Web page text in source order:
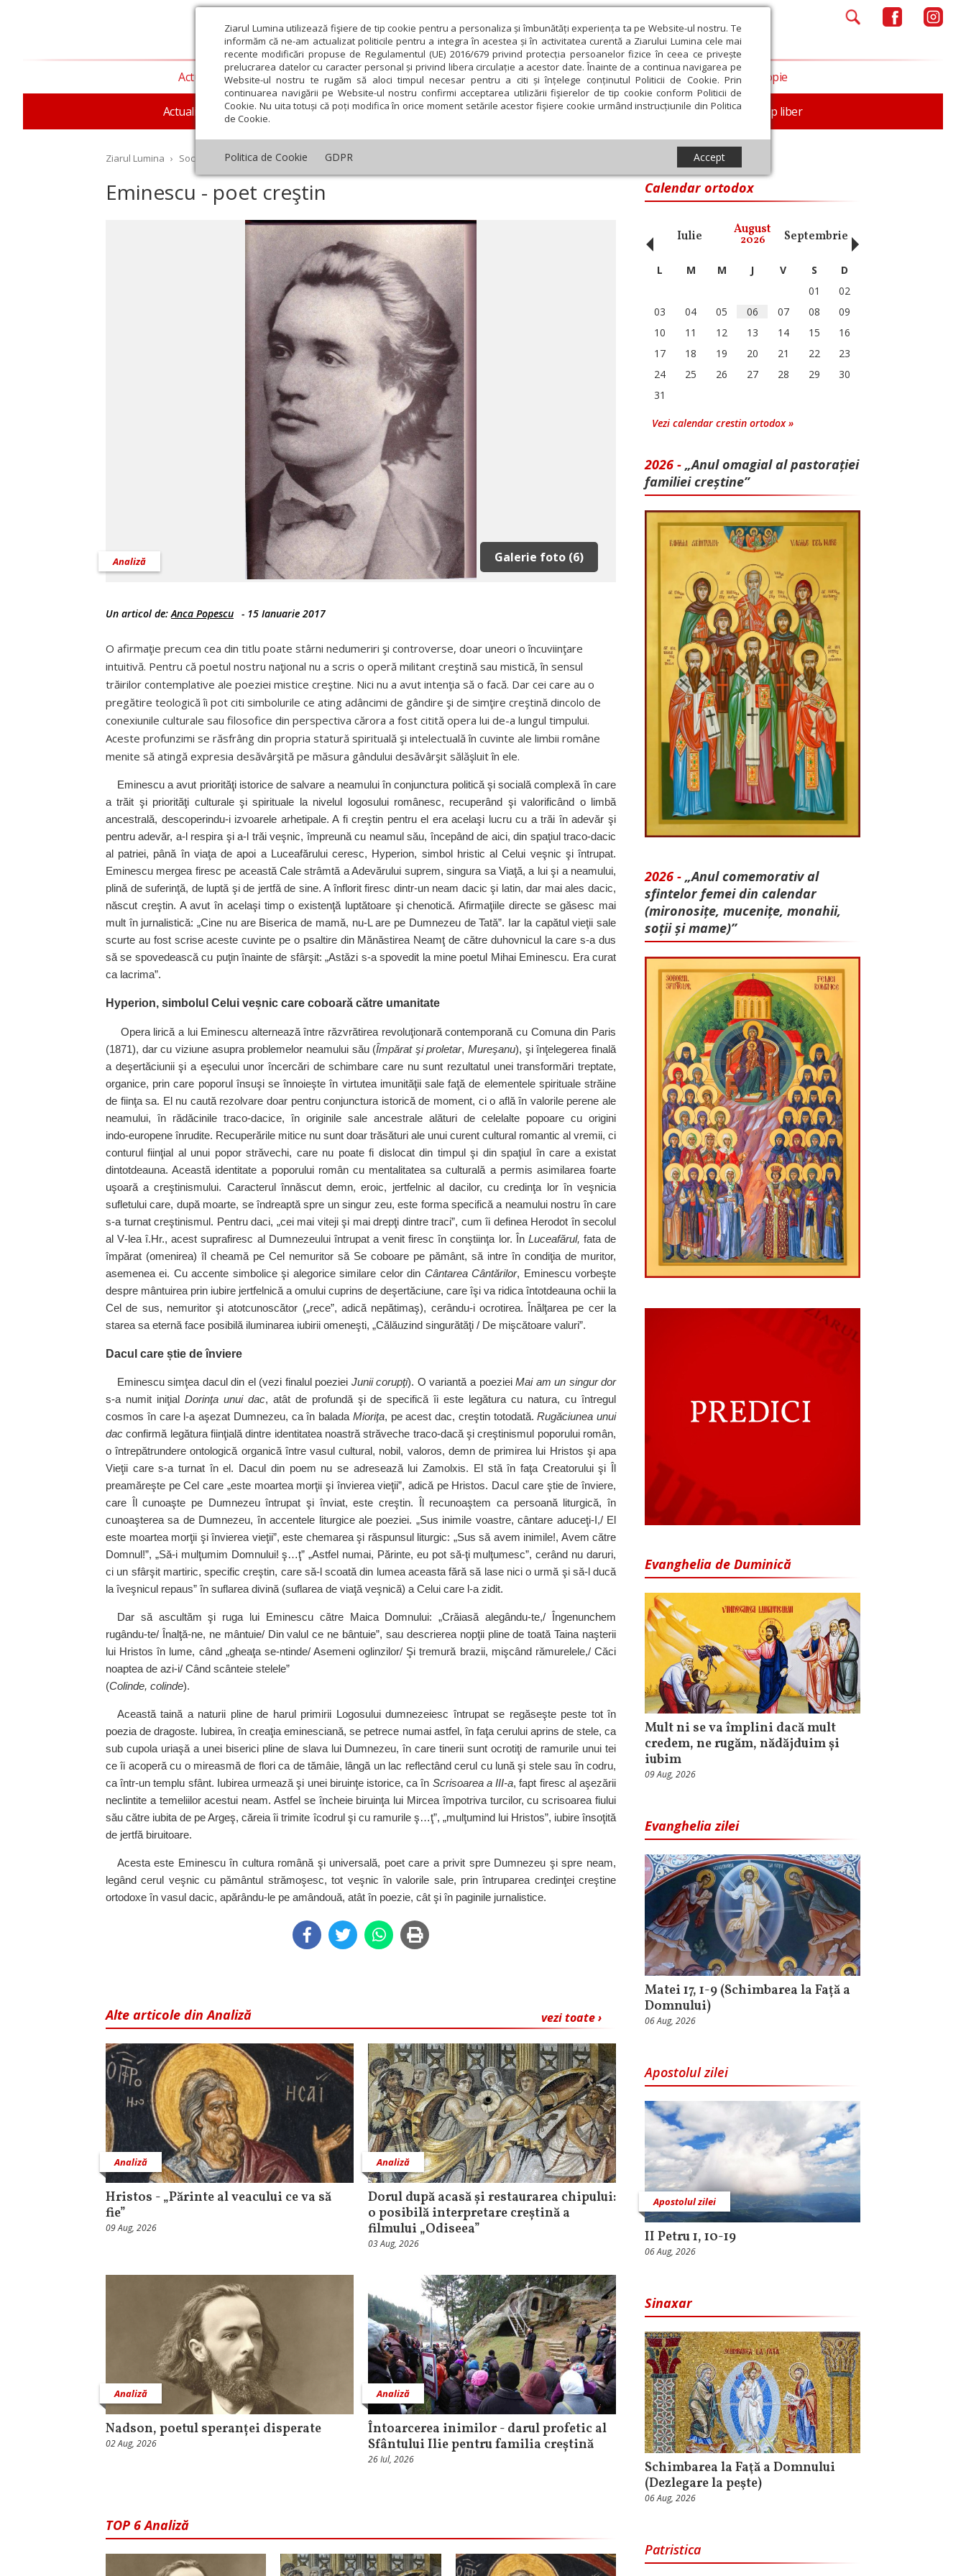
Ziarul Lumina utilizează fişiere de tip cookie pentru a personaliza și îmbunătăți experiența ta pe Website-ul nostru. Te
informăm că ne-am actualizat politicile pentru a integra în acestea și în activitatea curentă a Ziarului Lumina cele mai
recente modificări propuse de Regulamentul (UE) 2016/679 privind protecția persoanelor fizice în ceea ce privește
prelucrarea datelor cu caracter personal și privind libera circulație a acestor date. Înainte de a continua navigarea pe
Website-ul nostru te rugăm să aloci timpul necesar pentru a citi și înțelege conținutul Politicii de Cookie. Prin
continuarea navigării pe Website-ul nostru confirmi acceptarea utilizării fişierelor de tip cookie conform Politicii de
Cookie. Nu uita totuși că poți modifica în orice moment setările acestor fişiere cookie urmând instrucțiunile din Politica
de Cookie.
Politica de Cookie GDPR Accept
Actualitate religioasă Teologie și spiritualitate Educaţie și Cultură Societate
Actualitate socială Sănătate Analiză Reportaj Psihologie Religie și știință Familie Timp liber
Opinii Filantropie
Ziarul Lumina › Societate › Analiză Eminescu - poet creştin
Eminescu - poet creştin
Galerie foto (6)
Analiză
Un articol de:Anca Popescu - 15 Ianuarie 2017
O afirmaţie precum cea din titlu poate stârni nedumeriri şi controverse, doar uneori o încuviinţare
intuitivă. Pentru că poetul nostru naţional nu a scris o operă militant creştină sau mistică, în sensul
trăirilor contemplative ale poeziei mistice creştine. Nici nu a avut intenţia să o facă. Dar cei care au o
pregătire teologică îi pot citi simbolurile ce ating adâncimi de gândire şi de simţire creştină dincolo de
conexiunile culturale sau filosofice din perspectiva cărora a fost citită opera lui de-a lungul timpului.
Aceste profunzimi se răsfrâng din propria statură spirituală şi intelectuală în cuvinte ale limbii române
menite să atingă expresia desăvârşită pe măsura gândului desăvârşit sălăşluit în ele.
Eminescu a avut priorităţi istorice de salvare a nea­mului în conjunctura politică şi socială complexă în care
a trăit şi priorităţi culturale şi spirituale la nivelul logosului românesc, recuperând şi valorificând o limbă
ancestrală, descoperindu‑i izvoarele arhetipale. A fi creştin pentru el era acelaşi lucru cu a trăi în adevăr şi
pentru adevăr, a‑l respira şi a‑l trăi veşnic, împreună cu neamul său, începând de aici, din spaţiul traco‑dacic
al patriei, până în viaţa de apoi a Luceafărului ceresc, Hyperion, simbol hristic al Celui veşnic şi întrupat.
Eminescu mergea firesc pe această Cale strâmtă a Adevărului suprem, singura sa Viaţă, a lui şi a neamului,
plină de suferinţă, de luptă şi de jertfă de sine. A înflorit firesc dintr‑un neam dacic şi latin, dar mai ales dacic,
născut creştin. A avut în acelaşi timp o existenţă luptătoare şi chenotică. Afirmaţiile directe se găsesc mai
mult în jurnalistică: „Cine nu are Biserica de mamă, nu‑L are pe Dumnezeu de Tată”. Iar la capătul vieţii sale
scurte au fost scrise aceste cuvinte pe o psaltire din Mănăstirea Neamţ de către duhovnicul la care s‑a dus
să se spovedească cu puţin înainte de sfârşit: „Astăzi s‑a spovedit la mine poetul Mihai Eminescu. Era curat
ca lacrima”.
Hyperion, simbolul Celui veșnic care coboară către umanitate
Opera lirică a lui Eminescu alternează între răzvrătirea revoluţionară contemporană cu Comuna din Paris
(1871), dar cu viziune asupra problemelor neamului său (Împărat şi proletar,Mureşanu), şi înţelegerea finală
a deşertăciunii şi a eşecului unor încercări de schimbare care nu sunt rezultatul unei transformări treptate,
organice, prin care poporul însuşi se înnoieşte în virtutea imunităţii sale faţă de elementele spirituale străine
de fiinţa sa. El nu caută rezolvare doar pentru conjunctura istorică de moment, ci o află în valorile perene ale
neamului, în rădăcinile traco‑dacice, în originile sale ancestrale alături de celelalte popoare cu origini
indo‑europene înrudite. Recuperările mitice nu sunt doar trăsături ale unui curent cultural romantic al vremii, ci
conturul fiinţial al unui popor străvechi, care nu poate fi dislocat din timpul şi din spaţiul în care a existat
dintotdeauna. Această identitate a poporului român cu mentalitatea sa culturală a permis asimilarea foarte
uşoară a creştinismului. Caracterul înnăscut demn, eroic, jertfelnic al dacilor, cu credinţa lor în veşnicia
sufletului care, după moarte, se îndreaptă spre un singur zeu, este forma specifică a neamului nostru în care
s‑a turnat creştinismul. Pentru daci, „cei mai viteji şi mai drepţi dintre traci”, cum îi definea Herodot în secolul
al V‑lea î.Hr., acest suprafiresc al Dumnezeului întrupat a venit firesc în conştiinţa lor. În Luceafărul, fata de
împărat (omenirea) îl cheamă pe Cel nemuritor să Se coboare pe pământ, să intre în condiţia de muritor,
asemenea ei. Cu accente simbolice şi alegorice similare celor din Cântarea Cântărilor, Eminescu vorbeşte
despre mântuirea prin iubire jertfelnică a omului cuprins de deşertăciune, care îşi va ridica întotdeauna ochii la
Cel de sus, nemuritor şi atotcunoscător („rece”, adică nepătimaş), cerându‑i ocrotirea. ­Înălţarea pe cer la
starea sa eternă face posibilă iluminarea ­iubirii omeneşti, „Călăuzind singurătăţi / De mişcătoare valuri”.
Dacul care știe de înviere
Eminescu simţea dacul din el (vezi finalul poeziei Junii corupţi). O variantă a poezieiMai am un singur dor
s‑a numit iniţial Dorinţa unui dac, atât de profundă şi de specifică îi este legătura cu natura, cu întregul
cosmos în care l‑a aşezat Dumnezeu, ca în balada Mioriţa, pe acest dac, creştin totodată.Rugăciunea unui
dac confirmă legătura fiinţială dintre identitatea noastră străveche traco‑dacă şi creştinismul poporului român,
o întrepătrundere ontologică organică între vasul cultural, nobil, valoros, demn de primirea lui Hristos şi apa
Vieţii care s‑a turnat în el. Dacul din poem nu se adresează lui Zamolxis. El stă în faţa Creatorului şi Îl
preamăreşte pe Cel care „este moartea morţii şi învierea vieţii”, adică pe Hristos. Dacul care ştie de înviere,
care Îl cunoaşte pe Dumnezeu întrupat şi înviat, este creştin. Îl recunoaştem ca persoană liturgică, în
cunoaşterea sa de Dumnezeu, în accentele liturgice ale poeziei. „Sus inimile voastre, cântare aduceţi‑I,/ El
este moartea morţii şi învierea vieţii”, este chemarea şi răspunsul liturgic: „Sus să avem inimile!, Avem către
Domnul!”, „Să‑i mulţumim Domnului! ş…ţ” „Astfel numai, Părinte, eu pot să‑ţi mulţumesc”, cerând nu daruri,
ci un sfârşit martiric, specific creştin, care să‑l scoată din lumea aceasta fără să lase nici o urmă şi să‑l ducă
la îveşnicul repaus” în suflarea divină (suflarea de viaţă veşnică) a Celui care l‑a zidit.
Dar să ascultăm şi ruga lui Eminescu către Maica Domnului: „Crăiasă alegându‑te,/ Îngenunchem
rugându‑te/ Înalţă‑ne, ne mântuie/ Din valul ce ne bântuie”, sau descrierea nopţii pline de toată Taina naşterii
lui Hristos în lume, când „gheaţa se‑ntinde/ Asemeni oglinzilor/ Şi tremură brazii, mişcând rămurelele,/ Căci
noaptea de azi‑i/ Când scânteie stelele”
(Colinde, colinde).
Această taină a naturii pline de harul primirii Logosului dumnezeiesc întrupat se regăseşte peste tot în
poezia de dragoste. Iubirea, în creaţia eminesciană, se petrece numai astfel, în faţa cerului aprins de stele, ca
sub cupola uriaşă a unei biserici pline de slava lui Dumnezeu, în care tinerii sunt ocrotiţi de ramurile unui tei
ce îi acoperă cu o mireasmă de flori ca de tămâie, lângă un lac reflectând cerul cu lună şi stele sau în codru,
ca într‑un templu sfânt. Iubirea urmează şi unei biruinţe istorice, ca în Scri­soarea a III-a, fapt firesc al aşezării
neclintite a temeliilor acestui neam. Astfel se încheie biruinţa lui Mircea împotriva turcilor, cu scrisoarea fiului
său că­tre iubita de pe Argeş, căreia îi ­trimite îcodrul şi cu ramu­rile ş…ţ”, „mulţumind lui Hristos”, ­iubire însoţită
de jertfă bi­ruitoare.
Acesta este Eminescu în cultura română şi universală, poet care a privit spre Dumnezeu şi spre neam,
legând cerul veşnic cu pământul strămoşesc, tot veşnic în valorile sale, prin ­întruparea credinţei creştine
ortodoxe în vasul dacic, ­apărându‑le pe amândouă, atât în poezie, cât şi în paginile­ ­jurnalistice.
vezi toate ›
Alte articole din Analiză
Analiză
Hristos - „Părinte al veacului ce va să
fie”
09 Aug, 2026
Analiză
Dorul după acasă și restaurarea chipului:
o posibilă interpretare creștină a
filmului „Odiseea”
03 Aug, 2026
Analiză
Nadson, poetul speranței disperate
02 Aug, 2026
Analiză
Întoarcerea inimilor - darul profetic al
Sfântului Ilie pentru familia creștină
26 Iul, 2026
TOP 6 Analiză
Calendar ortodox
Decembrie Ianuarie Februarie Martie Iulie August
2026 Septembrie Octombrie
‹ L M M J V S
D
01
02
03
04 05 06 07 08
09
10
11 12 13 14 15
16
17
18 19 20 21 22
23
24
25 26 27 28 29
30
31
Vezi calendar crestin ortodox »
2026 - „Anul omagial al pastorației
familiei creștine”
2026 - „Anul comemorativ al
sfintelor femei din calendar
(mironosițe, mu­cenițe, monahii,
soții și mame)”
Evanghelia de Duminică
Mult ni se va împlini dacă mult
credem, ne rugăm, nădăjduim și
iubim
09 Aug, 2026
Evanghelia zilei
Matei 17, 1-9 (Schimbarea la Față a
Domnului)
06 Aug, 2026
Apostolul zilei
Apostolul zilei
II Petru 1, 10-19
06 Aug, 2026
Sinaxar
Schimbarea la Faţă a Domnului
(Dezlegare la peşte)
06 Aug, 2026
Patristica